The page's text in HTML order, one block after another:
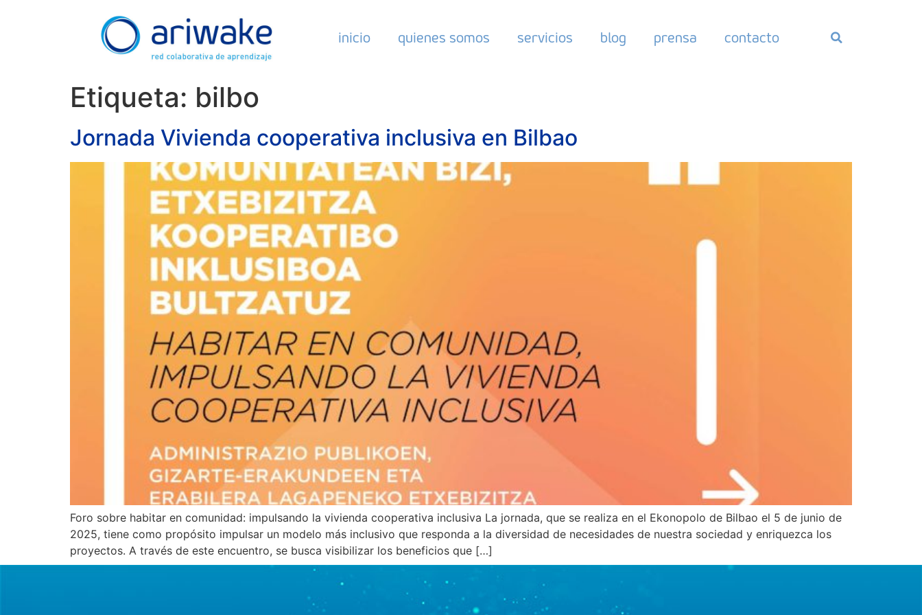
inicio quienes somos servicios blog prensa contacto
Etiqueta: bilbo
Jornada Vivienda cooperativa inclusiva en Bilbao
Foro sobre habitar en comunidad: impulsando la vivienda cooperativa inclusiva La jornada, que se realiza en el Ekonopolo de Bilbao el 5 de junio de
2025, tiene como propósito impulsar un modelo más inclusivo que responda a la diversidad de necesidades de nuestra sociedad y enriquezca los
proyectos. A través de este encuentro, se busca visibilizar los beneficios que […]